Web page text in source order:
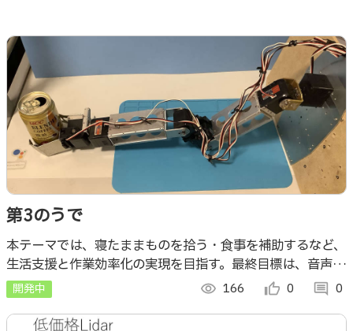
第3のうで
本テーマでは、寝たままものを拾う・食事を補助するなど、
生活支援と作業効率化の実現を目指す。最終目標は、音声認
識で指示を受け取り、カメラで対象物を検知して、第3の腕
を自動制御することを目標とする。
開発中 visibility 166 thumb_up_alt 0 comment 0